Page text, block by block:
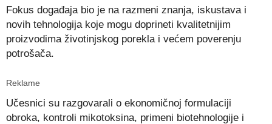
Fokus događaja bio je na razmeni znanja, iskustava i
novih tehnologija koje mogu doprineti kvalitetnijim
proizvodima životinjskog porekla i većem poverenju
potrošača.
Reklame
Učesnici su razgovarali o ekonomičnoj formulaciji
obroka, kontroli mikotoksina, primeni biotehnologije i